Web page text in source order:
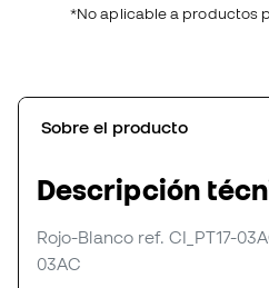
*No aplicable a productos
Sobre el producto
Descripción
Rojo-Blanco ref. CI_PT17-
03AC